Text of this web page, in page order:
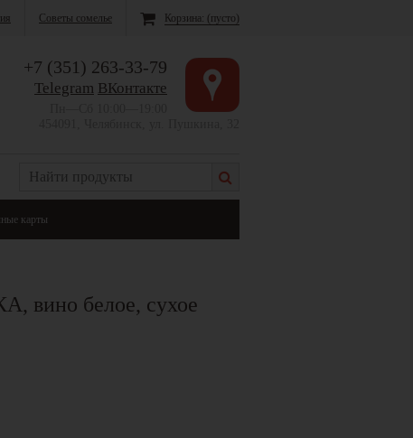
Советы сомелье Корзина: (пусто)
+7 (351) 263-33-79
Telegram ВКонтакте
карты
вино белое, сухое